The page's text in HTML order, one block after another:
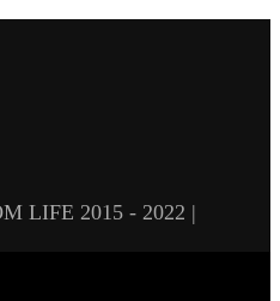
LIFE 2015 - 2022 |